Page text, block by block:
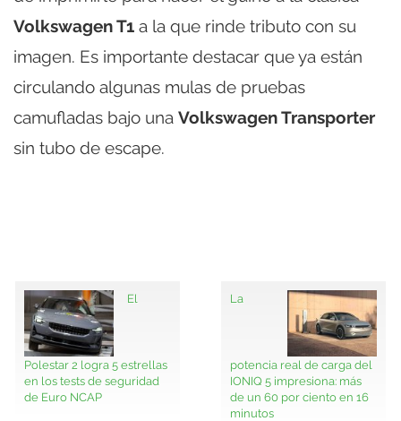
Volkswagen T1 a la que rinde tributo con su
imagen. Es importante destacar que ya están
circulando algunas mulas de pruebas
camufladas bajo una Volkswagen Transporter
sin tubo de escape.
El
Polestar 2 logra 5 estrellas
en los tests de seguridad
de Euro NCAP
La
potencia real de carga del
IONIQ 5 impresiona: más
de un 60 por ciento en 16
minutos